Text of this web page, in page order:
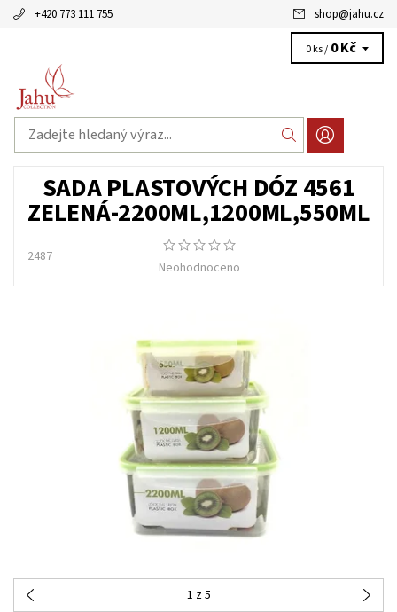
+420 773 111 755 shop@jahu.cz
0 ks / 0 Kč
SADA PLASTOVÝCH DÓZ 4561
ZELENÁ-2200ML,1200ML,550ML
2487
Neohodnoceno
1 z 5